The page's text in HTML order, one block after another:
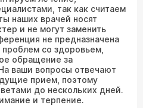
так как считаем
наших врачей носят
и не могут заменить
не предназначена
со здоровьем,
обращение за
ваши вопросы отвечают
прием, поэтому
до нескольких дней.
и терпение.